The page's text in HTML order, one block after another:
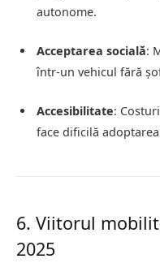
autonome.
Acceptarea socială:
într-un vehicul fără
Accesibilitate:
face dificilă
6. Viitorul
2025